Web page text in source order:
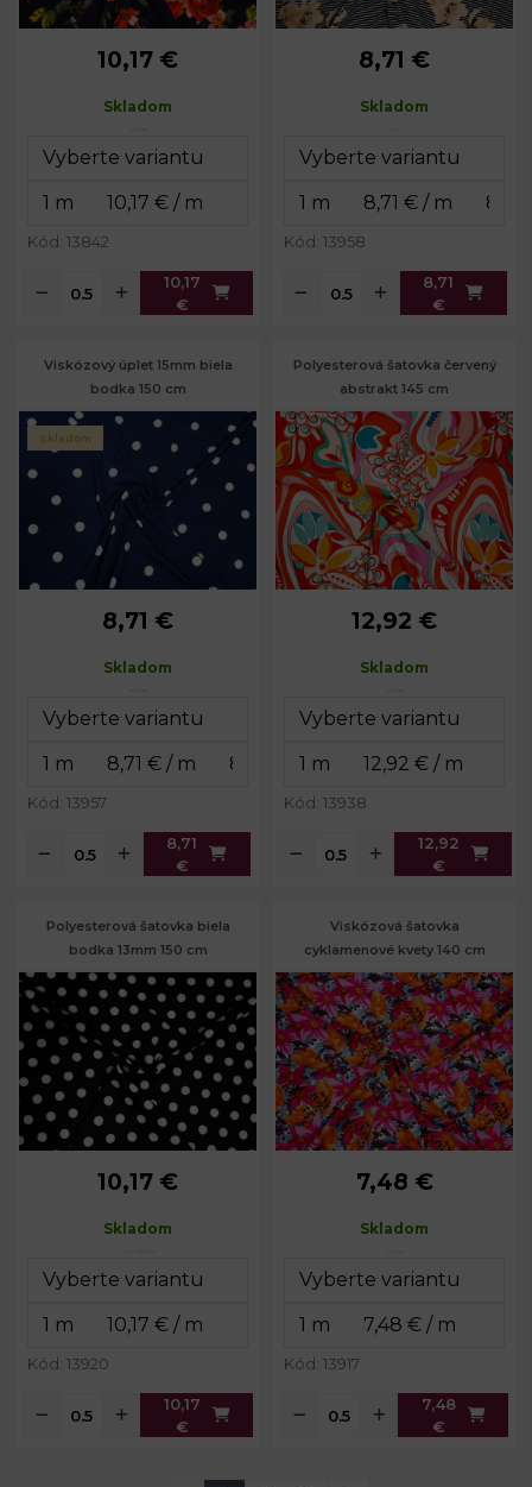
10,17 €
Skladom
Kód: 13842
10,17
€
8,71 €
Skladom
Kód: 13958
8,71
€
Viskózový úplet 15mm biela
bodka 150 cm
Skladom
8,71 €
Skladom
Kód: 13957
8,71
€
Polyesterová šatovka červený
abstrakt 145 cm
12,92 €
Skladom
Kód: 13938
12,92
€
Polyesterová šatovka biela
bodka 13mm 150 cm
10,17 €
Skladom
Kód: 13920
10,17
€
Viskózová šatovka
cyklamenové kvety 140 cm
7,48 €
Skladom
Kód: 13917
7,48
€